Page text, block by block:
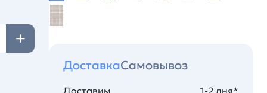
ДоставкаСамовывоз
Доставим
1-2 дня*